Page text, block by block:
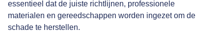
essentieel dat de juiste richtlijnen, professionele
materialen en gereedschappen worden ingezet om de
schade te herstellen.